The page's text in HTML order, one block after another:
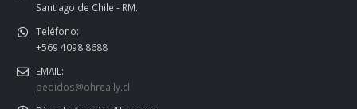
Santiago de Chile - RM.
Teléfono:
+569 4098 8688
EMAIL:
pedidos@ohreally.cl